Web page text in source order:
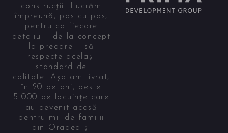
construcții. Lucrăm
împreună, pas cu pas,
pentru ca fiecare
detaliu – de la concept
la predare – să
respecte același
standard de
calitate. Așa am livrat,
în 20 de ani, peste
5.000 de locuințe care
au devenit acasă
pentru mii de familii
din Oradea și